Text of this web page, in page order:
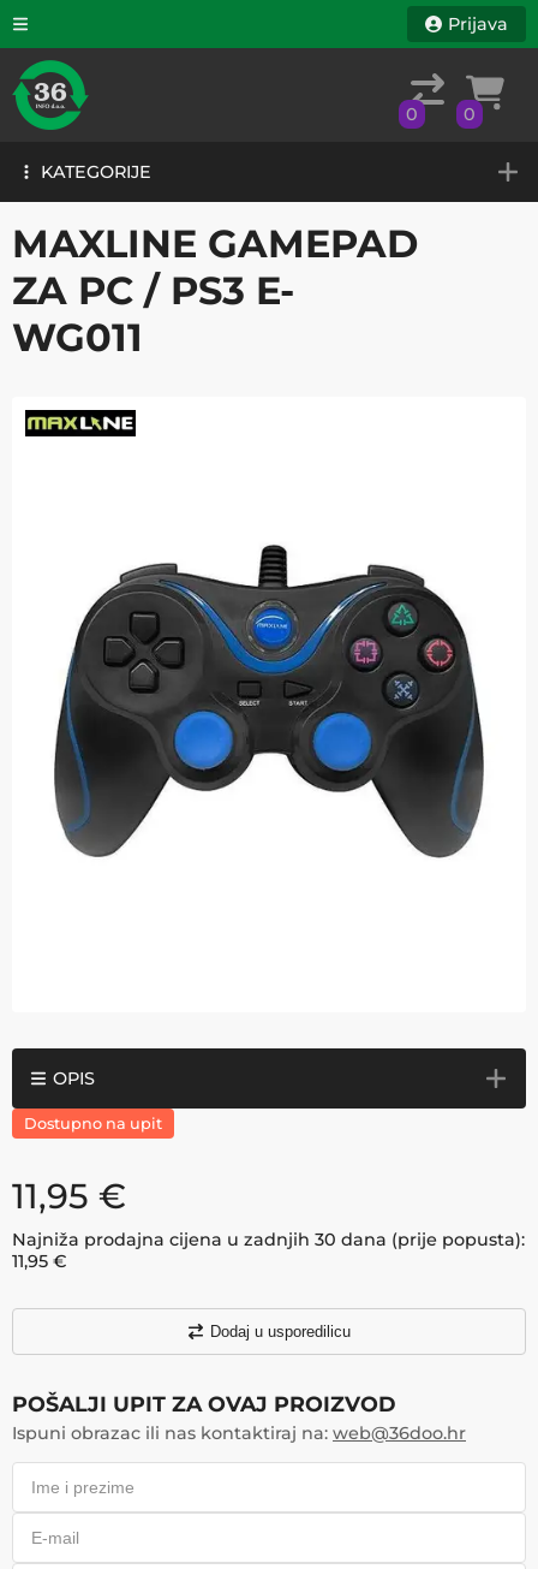
KATEGORIJE
Prijava
0 0
KATEGORIJE
MAXLINE GAMEPAD
ZA PC / PS3 E-
WG011
OPIS
Dostupno na upit
11,95 €
Najniža prodajna cijena u zadnjih 30 dana (prije popusta):
11,95 €
Dodaj u usporedilicu
POŠALJI UPIT ZA OVAJ PROIZVOD
Ispuni obrazac ili nas kontaktiraj na: web@36doo.hr